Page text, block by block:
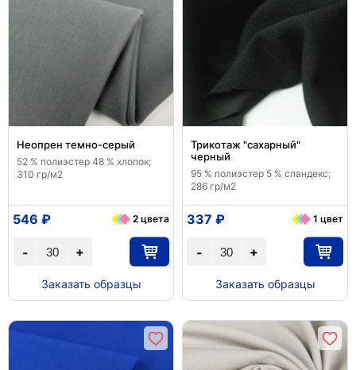
Неопрен темно-серый
52 % полиэстер 48 % хлопок;
310 гр/м2
+
-
546 ₽ 2 цвета
Заказать образцы
Трикотаж "сахарный"
черный
95 % полиэстер 5 % спандекс;
286 гр/м2
+
-
337 ₽ 1 цвет
Заказать образцы